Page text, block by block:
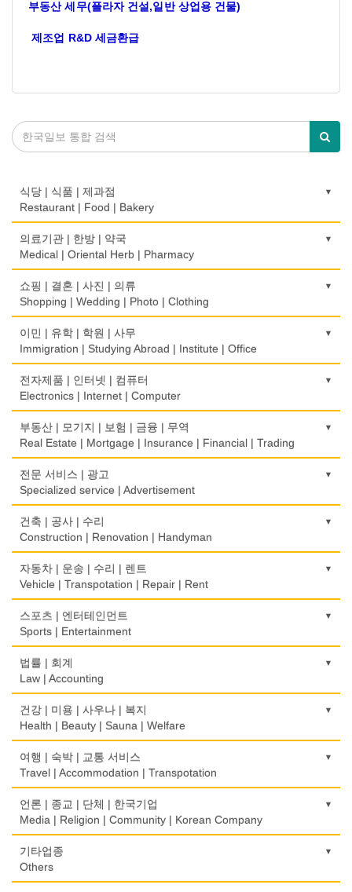
부동산 세무(플라자 건설,일반 상업용 건물)
제조업 R&D 세금환급
식당 | 식품 | 제과점
Restaurant | Food | Bakery
농장
Farm
떡집/방앗간
Rice Cake
생선가게
Fish Market
Restaurant
식당장비
Food Equipment
식품점
Korean Food
식품제조
Food Manufacturing
와인제조
Wine Maker
정육점
제과점
Bakery
식품도매
Food Distributors
의료기관 | 한방 | 약국
Medical | Oriental Herb | Pharmacy
의사-검안의
Optometrist
보청기
Hearing Aid
비데
Bidet
Psychologist/Psychiatrist
안경점
Optical Stores
의료기구
Medical Instruments
의치사/치과기공소
Denturist
한의원/한약
Oriental Herb/Acupuncture
약국
의사-내과
Internal Medicine
의사-물리치료/카이로 프랙터
Physiotherapy/Chiropractic Clinic
의사-비뇨기과
Urologist
의사-산부인과
Obstetrician
의사-성형외과
Cosmetic Surgeon
쇼핑 | 결혼 | 사진 | 의류
Shopping | Wedding | Photo | Clothing
한복집
Korean Costume
유리/거울/액자
Glass/Mirror/Frame
의류/아동복
Children's Ware
Wedding
인터넷 쇼핑
Internet Shopping
결혼상담
Marriage Consulting
꽃집/화원
Florist
모피점
Fur/Leather
백화점/선물센터
보석/귀금속/시계
Jeweler/Jeweller
비디오-사진/촬영/편집/공급
Video Service
사진촬영
Photo Studio
애완동물용품
Pet Shop
이민 | 유학 | 학원 | 사무
Immigration | Studying Abroad | Institute | Office
이민/유학
Immigration/Studying Abroad
사무기기
Office Equipment
사무용품/문방구
Stationery/Office Equipment
Book Store
운전학원
Driving School
한글학교
Korean Language School
하숙
Boarding House
학교/학원
School/Academy
개인지도-체육
개인지도-음악
Private Lesson-Music
개인지도-옷수선
Private Lesson-Alteration
개인지도-어학/수학
Private Lesson-Language/Math
전자제품 | 인터넷 | 컴퓨터
Electronics | Internet | Computer
금전등록기
Cash Register
인터넷 서비스/까페
Internet Service/Cafe
전자제품 판매/수리
Electronic Goods Sales/Repair
Telephone/Communication Service
컴퓨터 판매/수리
Computer Sales/Repair
부동산 | 모기지 | 보험 | 금융 | 무역
Real Estate | Mortgage | Insurance | Financial | Trading
도매
Wholesale
모기지
Mortgage
무역
International Trade
Insurance/Investment/Finance
부동산 관리
Property Management
채무조정
Bankruptcy
부동산
Real Estate
은행/금융기관
Bank/Financing Service
전문 서비스 | 광고
Specialized service | Advertisement
광고/그래픽 디자인
Advertising/Graphic Design
광고 에이전트
Advertising Agency
경보/도난방지
Alarm/Security System
Cemetery/Monument
빨래방/세탁
Coin Laundry/Dry cleaning
상패/트로피
Medal/Trophy
세탁장비
Dry cleaning Equipment
악기사
Musical Instruments
열쇠
건축 | 공사 | 수리
Construction | Renovation | Handyman
건축시공/개조
Construction/Home Renovation
건축설계사
Architect
건축설계
Architecture
Home Inspection
간판
Signs
가구판매/수리
Furniture Sales/Repair
기계제작
Machinery Rebuilding
난방/냉동
자동차 | 운송 | 수리 | 렌트
Vehicle | Transpotation | Repair | Rent
운송/통관/이삿짐
Transportation/Moving
택배
Courier Service
택시
Taxi Service
Automobile/Car
자동차-렌트
Car Rental
자동차-바디샵
Autobody Shop
자동차-정비
스포츠 | 엔터테인먼트
Sports | Entertainment
골프장비
Golf Equipment
골프장
Golf/Country Club
가라오케/노래방/카페
Karaoke/Cafe
Dahn Centre
당구장
Billiard Club
볼링장
법률 | 회계
Law | Accounting
교통위반티켓
Traffic Ticket
공인회계사(CPA)
CPA
번역/통역/이력서
Translation/Interpretation/Resume Service
Law Office
회계업무
건강 | 미용 | 사우나 | 복지
Health | Beauty | Sauna | Welfare
건강상담/식품/정보
Health Counseling/Food/Information
의료기
Medical Equipment
마사지/지압
Massage
여행 | 숙박 | 교통 서비스
Travel | Accommodation | Transpotation
호텔/모텔/숙박
Hotel/Motel
여행/관광
Travel/Tour
언론 | 종교 | 단체 | 한국기업
Media | Religion | Community | Korean Company
기도원/수양관
Retreat Centre
기타업종
Others